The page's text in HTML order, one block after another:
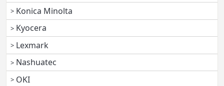
Konica Minolta
Kyocera
Lexmark
Nashuatec
OKI